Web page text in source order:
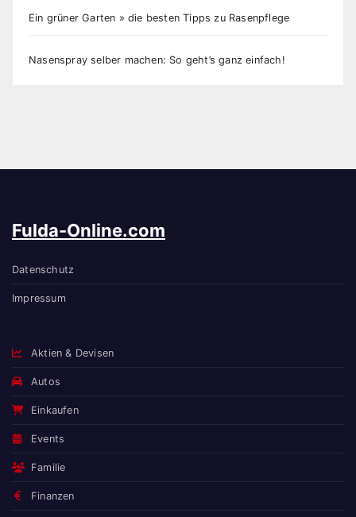
Ein grüner Garten » die besten Tipps zu Rasenpflege
Nasenspray selber machen: So geht’s ganz einfach!
Fulda-Online.com
Datenschutz
Impressum
Aktien & Devisen
Autos
Einkaufen
Events
Familie
Finanzen